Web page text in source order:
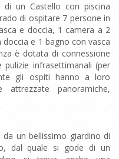
di un Castello con piscina
di ospitare 7 persone in
e doccia, 1 camera a 2
e 1 bagno con vasca
è dotata di connessione
infrasettimanali (per
gli ospiti hanno a loro
attrezzate panoramiche,
un bellissimo giardino di
dal quale si gode di un